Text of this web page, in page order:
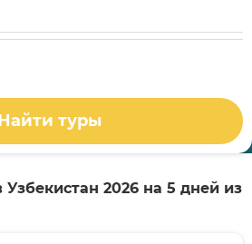
туры
2026 на 5 дней из